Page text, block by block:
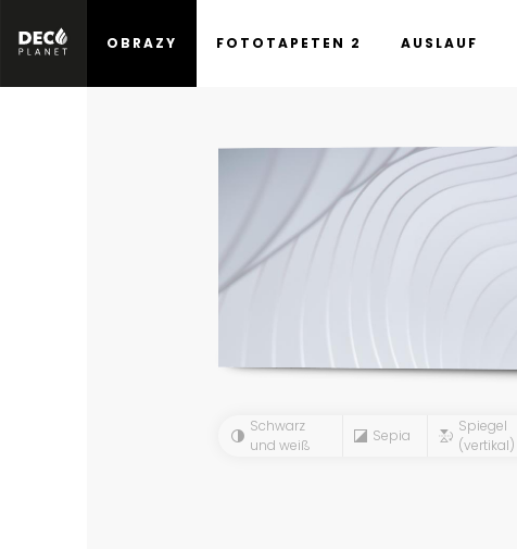
OBRAZY FOTOTAPETEN 2 AUSLAUF
Schwarz
und weiß
Sepia
Spiegel
(vertikal)